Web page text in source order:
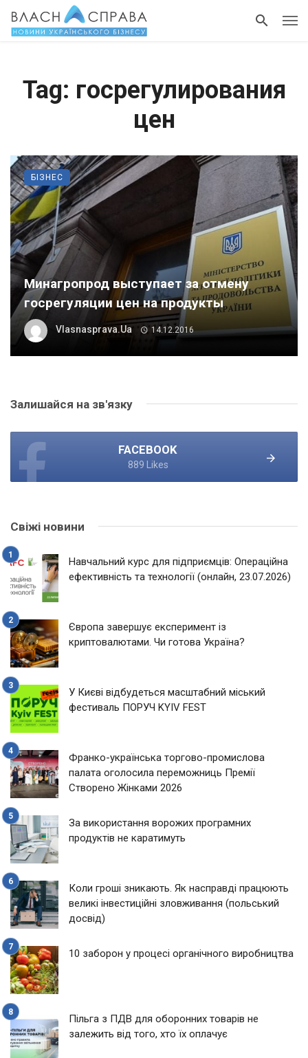
Tag: госрегулирования
цен
Минагропрод выступает за отмену
госрегуляции цен на продукты
Vlasnasprava.ua 14.12.2016
БІЗНЕС
Залишайся на зв'язку
FACEBOOK
889 Likes
Свіжі новини
Навчальний курс для підприємців: Операційна
ефективність та технології (онлайн, 23.07.2026)
Європа завершує експеримент із
криптовалютами. Чи готова Україна?
У Києві відбудеться масштабний міський
фестиваль ПОРУЧ KYIV FEST
Франко-українська торгово-промислова
палата оголосила переможниць Премії
Створено Жінками 2026
За використання ворожих програмних
продуктів не каратимуть
Коли гроші зникають. Як насправді працюють
великі інвестиційні зловживання (польський
досвід)
10 заборон у процесі органічного виробництва
Пільга з ПДВ для оборонних товарів не
залежить від того, хто їх оплачує